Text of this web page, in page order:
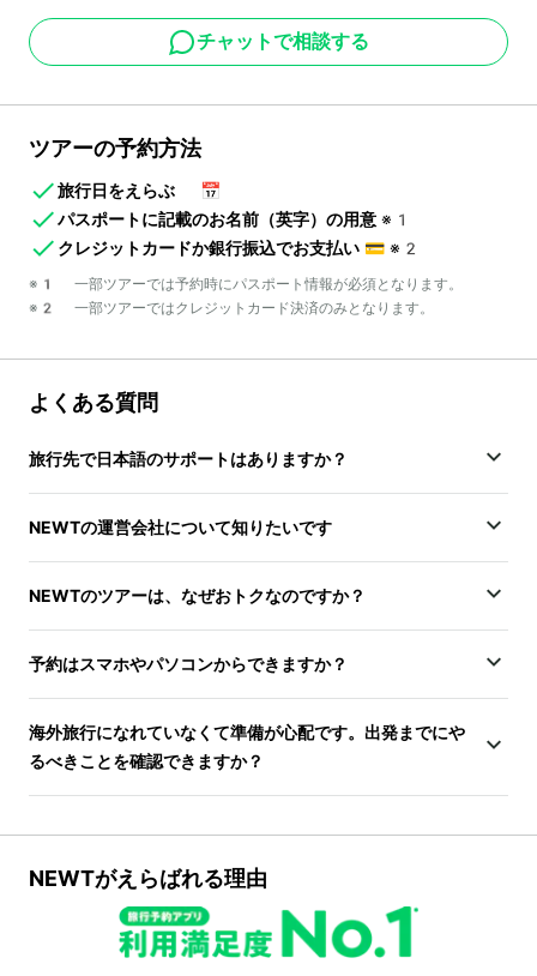
チャットで相談する
ツアーの予約方法
旅行日をえらぶ
📅
パスポートに記載のお名前（英字）の用意 ※1
クレジットカードか銀行振込でお支払い 💳 ※2
※1 一部ツアーでは予約時にパスポート情報が必須となります。
※2 一部ツアーではクレジットカード決済のみとなります。
よくある質問
旅行先で日本語のサポートはありますか？
NEWTの運営会社について知りたいです
NEWTのツアーは、なぜおトクなのですか？
予約はスマホやパソコンからできますか？
海外旅行になれていなくて準備が心配です。出発までにや
るべきことを確認できますか？
NEWTがえらばれる理由